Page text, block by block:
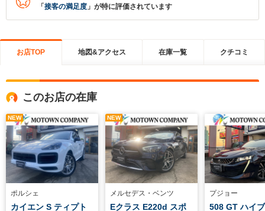
「 接客の満足度 」が特に評価されています
お店TOP 地図&アクセス 在庫一覧 クチコミ
このお店の在庫
NEW
ポルシェ
カイエン S ティプト
NEW
メルセデス・ベンツ
Eクラス E220d スポ
プジョー
508 GT ハイ